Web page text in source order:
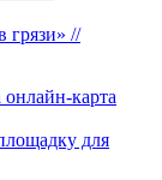
грязи» //
онлайн-карта
для